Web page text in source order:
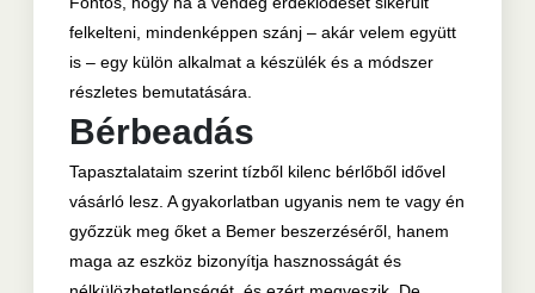
felkelteni, mindenképpen szánj – akár velem együtt
is – egy külön alkalmat a készülék és a módszer
részletes bemutatására.
Bérbeadás
Tapasztalataim szerint tízből kilenc bérlőből idővel
vásárló lesz. A gyakorlatban ugyanis nem te vagy én
győzzük meg őket a Bemer beszerzéséről, hanem
maga az eszköz bizonyítja hasznosságát és